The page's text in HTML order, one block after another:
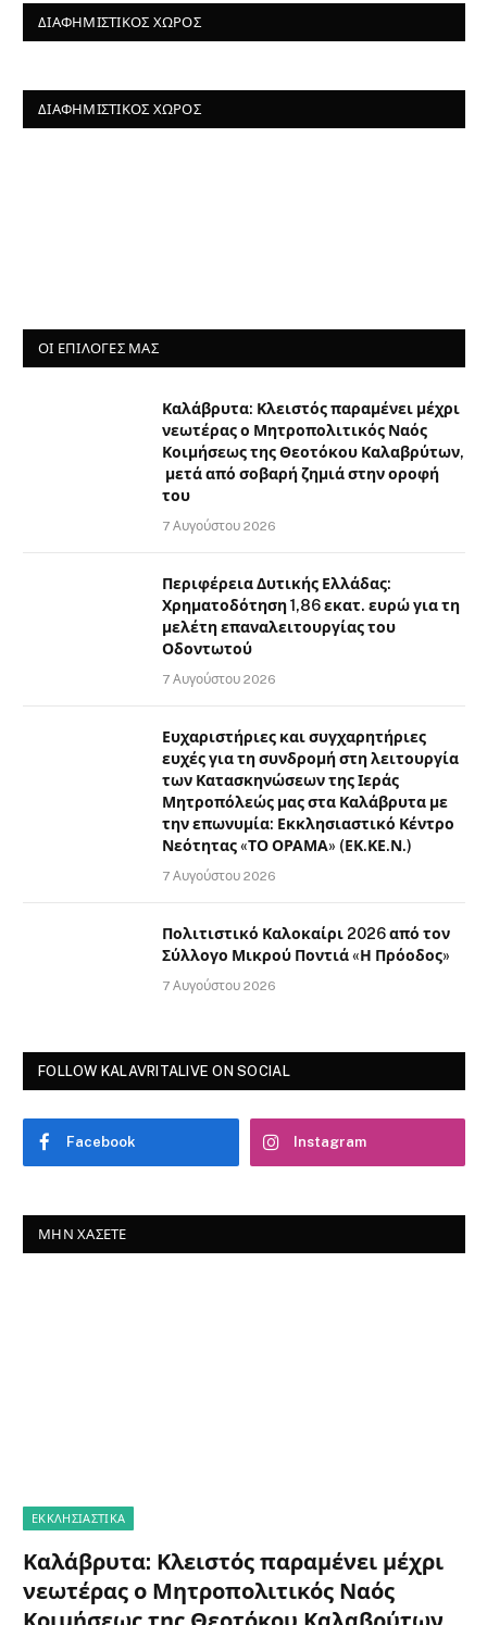
ΔΙΑΦΗΜΙΣΤΙΚΌΣ ΧΏΡΟΣ
ΔΙΑΦΗΜΙΣΤΙΚΌΣ ΧΏΡΟΣ
ΟΙ ΕΠΙΛΟΓΈΣ ΜΑΣ
Καλάβρυτα: Κλειστός παραμένει μέχρι
νεωτέρας ο Μητροπολιτικός Ναός
Κοιμήσεως της Θεοτόκου Καλαβρύτων,
μετά από σοβαρή ζημιά στην οροφή
του
7 Αυγούστου 2026
Περιφέρεια Δυτικής Ελλάδας:
Χρηματοδότηση 1,86 εκατ. ευρώ για τη
μελέτη επαναλειτουργίας του
Οδοντωτού
7 Αυγούστου 2026
Ευχαριστήριες και συγχαρητήριες
ευχές για τη συνδρομή στη λειτουργία
των Κατασκηνώσεων της Ιεράς
Μητροπόλεώς μας στα Καλάβρυτα με
την επωνυμία: Εκκλησιαστικό Κέντρο
Νεότητας «ΤΟ ΟΡΑΜΑ» (ΕΚ.ΚΕ.Ν.)
7 Αυγούστου 2026
Πολιτιστικό Καλοκαίρι 2026 από τον
Σύλλογο Μικρού Ποντιά «Η Πρόοδος»
7 Αυγούστου 2026
FOLLOW KALAVRITALIVE ON SOCIAL
Facebook Instagram
ΜΗΝ ΧΆΣΕΤΕ
ΕΚΚΛΗΣΙΑΣΤΙΚΑ
Καλάβρυτα: Κλειστός παραμένει μέχρι
νεωτέρας ο Μητροπολιτικός Ναός